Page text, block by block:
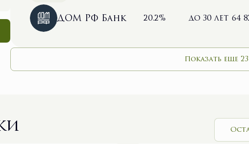
ДОМ РФ Банк 20.2% до 30 лет 64
Показать еще 23